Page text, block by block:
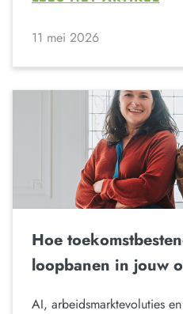
11 mei 2026
Hoe
loopbanen in jouw
AI, arbeidsmarktevoluties